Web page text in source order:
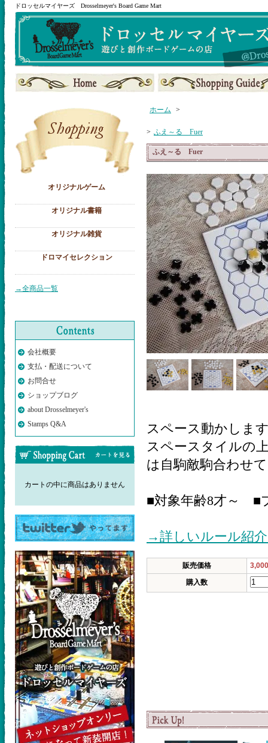
ドロッセルマイヤーズ Drosselmeyer's Board Game Mart
オリジナルゲーム
オリジナル書籍
オリジナル雑貨
ドロマイセレクション
→全商品一覧
会社概要
支払・配送について
お問合せ
ショップブログ
about Drosselmeyer's
Stamps Q&A
カートの中に商品はありません
ホーム >
> ふえ～る Fuer
ふえ～る Fuer
スペース動かしま
スペースタイルの
は自駒敵駒合わせ
■対象年齢8才～ ■
→詳しいルール紹
販売価格
購入数